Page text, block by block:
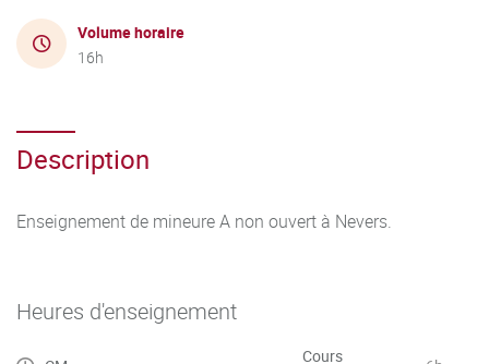
Volume horaire
16h
Description
Enseignement de mineure A non ouvert à Nevers.
Heures d'enseignement
Cours